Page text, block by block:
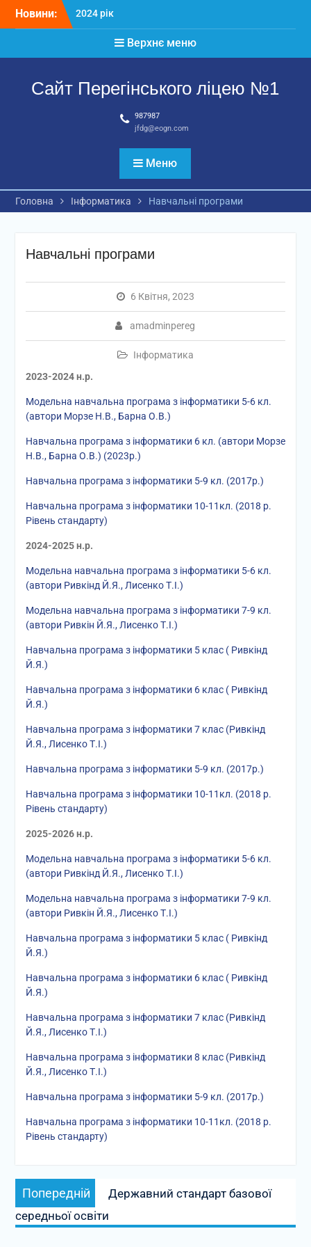
Новини:
2024 рік
Матеріали
Верхнє меню
Сайт Перегінського ліцею №1
987987
jfdg@eogn.com
Меню
Головна Інформатика Навчальні програми
Навчальні програми
6 Квітня, 2023
amadminpereg
Інформатика
2023-2024 н.р.
Модельна навчальна програма з інформатики 5-6 кл.
(автори Морзе Н.В., Барна О.В.)
Навчальна програма з інформатики 6 кл. (автори Морзе
Н.В., Барна О.В.) (2023р.)
Навчальна програма з інформатики 5-9 кл. (2017р.)
Навчальна програма з інформатики 10-11кл. (2018 р.
Рівень стандарту)
2024-2025 н.р.
Модельна навчальна програма з інформатики 5-6 кл.
(автори Ривкінд Й.Я., Лисенко Т.І.)
Модельна навчальна програма з інформатики 7-9 кл.
(автори Ривкін Й.Я., Лисенко Т.І.)
Навчальна програма з інформатики 5 клас ( Ривкінд
Й.Я.)
Навчальна програма з інформатики 6 клас ( Ривкінд
Й.Я.)
Навчальна програма з інформатики 7 клас (Ривкінд
Й.Я., Лисенко Т.І.)
Навчальна програма з інформатики 5-9 кл. (2017р.)
Навчальна програма з інформатики 10-11кл. (2018 р.
Рівень стандарту)
2025-2026 н.р.
Модельна навчальна програма з інформатики 5-6 кл.
(автори Ривкінд Й.Я., Лисенко Т.І.)
Модельна навчальна програма з інформатики 7-9 кл.
(автори Ривкін Й.Я., Лисенко Т.І.)
Навчальна програма з інформатики 5 клас ( Ривкінд
Й.Я.)
Навчальна програма з інформатики 6 клас ( Ривкінд
Й.Я.)
Навчальна програма з інформатики 7 клас (Ривкінд
Й.Я., Лисенко Т.І.)
Навчальна програма з інформатики 8 клас (Ривкінд
Й.Я., Лисенко Т.І.)
Навчальна програма з інформатики 5-9 кл. (2017р.)
Навчальна програма з інформатики 10-11кл. (2018 р.
Рівень стандарту)
Навігація
записів
Попередній
запис:
Державний стандарт базової
середньої освіти